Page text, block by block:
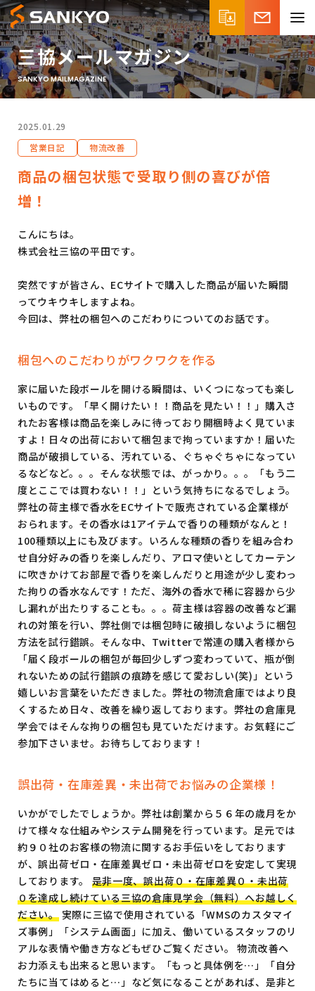
三協メールマガジン
SANKYO MAILMAGAZINE
2025.01.29
営業日記
物流改善
商品の梱包状態で受取り側の喜びが倍
増！
こんにちは。
株式会社三協の平田です。
突然ですが皆さん、ECサイトで購入した商品が届いた瞬間
ってウキウキしますよね。
今回は、弊社の梱包へのこだわりについてのお話です。
梱包へのこだわりがワクワクを作る
家に届いた段ボールを開ける瞬間は、いくつになっても楽し
いものです。「早く開けたい！！商品を見たい！！」購入さ
れたお客様は商品を楽しみに待っており開梱時よく見ていま
すよ！日々の出荷において梱包まで拘っていますか！届いた
商品が破損している、汚れている、ぐちゃぐちゃになってい
るなどなど。。。そんな状態では、がっかり。。。「もう二
度とここでは買わない！！」という気持ちになるでしょう。
弊社の荷主様で香水をECサイトで販売されている企業様が
おられます。その香水は1アイテムで香りの種類がなんと！
100種類以上にも及びます。いろんな種類の香りを組み合わ
せ自分好みの香りを楽しんだり、アロマ使いとしてカーテン
に吹きかけてお部屋で香りを楽しんだりと用途が少し変わっ
た拘りの香水なんです！ただ、海外の香水で稀に容器から少
し漏れが出たりすることも。。。荷主様は容器の改善など漏
れの対策を行い、弊社側では梱包時に破損しないように梱包
方法を試行錯誤。そんな中、Twitterで常連の購入者様から
「届く段ボールの梱包が毎回少しずつ変わっていて、瓶が倒
れないための試行錯誤の痕跡を感じて愛おしい(笑)」という
嬉しいお言葉をいただきました。弊社の物流倉庫ではより良
くするため日々、改善を繰り返しております。弊社の倉庫見
学会ではそんな拘りの梱包も見ていただけます。お気軽にご
参加下さいませ。お待ちしております！
誤出荷・在庫差異・未出荷でお悩みの企業様！
いかがでしたでしょうか。弊社は創業から５６年の歳月をか
けて様々な仕組みやシステム開発を行っています。足元では
約９０社のお客様の物流に関するお手伝いをしております
が、誤出荷ゼロ・在庫差異ゼロ・未出荷ゼロを安定して実現
しております。 是非一度、誤出荷０・在庫差異０・未出荷
０を達成し続けている三協の倉庫見学会（無料）へお越しく
ださい。実際に三協で使用されている「WMSのカスタマイ
ズ事例」「システム画面」に加え、働いているスタッフのリ
アルな表情や働き方などもぜひご覧ください。 物流改善へ
お力添えも出来ると思います。「もっと具体例を…」「自分
たちに当てはめると…」など気になることがあれば、是非と